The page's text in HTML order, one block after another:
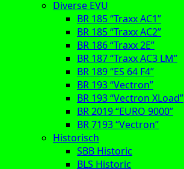
Diverse EVU
BR 185 “Traxx AC1”
BR 185 “Traxx AC2”
BR 186 “Traxx 2E”
BR 187 “Traxx AC3 LM”
BR 189 “ES 64 F4”
BR 193 “Vectron”
BR 193 “Vectron XLoad”
BR 2019 “EURO 9000”
BR 7193 “Vectron”
Historisch
SBB Historic
BLS Historic